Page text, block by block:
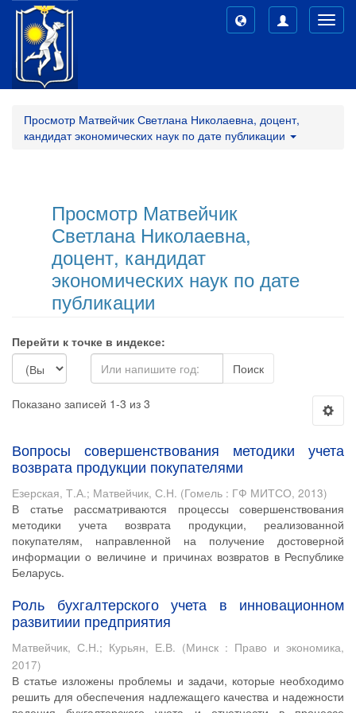
Просмотр Матвейчик Светлана Николаевна, доцент,
кандидат экономических наук по дате публикации
Просмотр Матвейчик
Светлана Николаевна,
доцент, кандидат
экономических наук по дате
публикации
Перейти к точке в индексе:
Поиск
Показано записей 1-3 из 3
Вопросы совершенствования методики учета
возврата продукции покупателями
Езерская, Т.А.; Матвейчик, С.Н. (Гомель : ГФ МИТСО, 2013)
В статье рассматриваются процессы совершенствования
методики учета возврата продукции, реализованной
покупателям, направленной на получение достоверной
информации о величине и причинах возвратов в Республике
Беларусь.
Роль бухгалтерского учета в инновационном
развитиии предприятия
Матвейчик, С.Н.; Курьян, Е.В. (Минск : Право и экономика,
2017)
В статье изложены проблемы и задачи, которые необходимо
решить для обеспечения надлежащего качества и надежности